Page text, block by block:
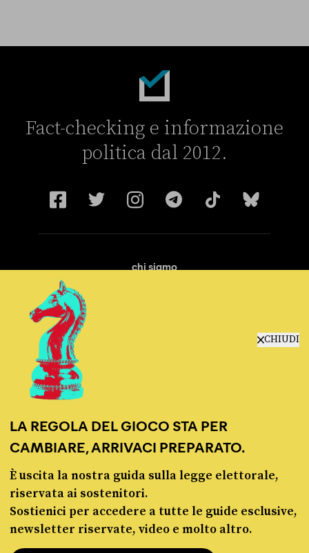
CHIUDI
LA REGOLA DEL GIOCO STA PER
CAMBIARE, ARRIVACI PREPARATO.
È uscita la nostra guida sulla legge elettorale,
riservata ai sostenitori.
Sostienici per accedere a tutte le guide esclusive,
newsletter riservate, video e molto altro.
Fact-checking e informazione
politica dal 2012.
chi siamo
© Pagella Politica 2012 - 2026
Pagella Politica è una testata registrata presso il Tribunale di Milano, n. 55 del 8
marzo 2021. ISSN 2974-9387